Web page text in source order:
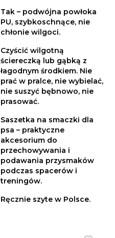
Tak – podwójna powłoka
PU, szybkoschnące, nie
chłonie wilgoci.
Czyścić wilgotną
ściereczką lub gąbką z
łagodnym środkiem. Nie
prać w pralce, nie wybielać,
nie suszyć bębnowo, nie
prasować.
Saszetka na smaczki dla
psa – praktyczne
akcesorium do
przechowywania i
podawania przysmaków
podczas spacerów i
treningów.
Ręcznie szyte w Polsce.